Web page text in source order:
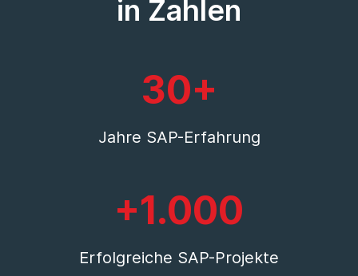
in Zahlen
30+
Jahre SAP-Erfahrung
+1.000
Erfolgreiche SAP-Projekte